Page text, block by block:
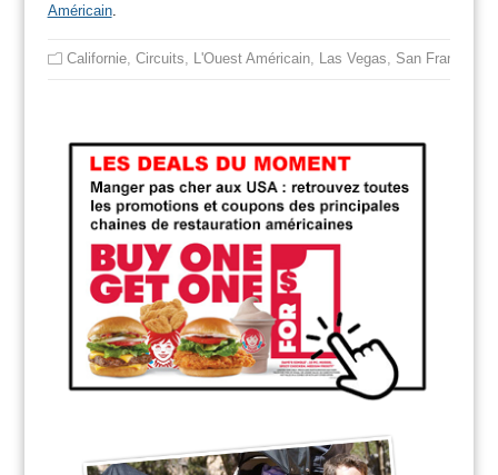
Américain.
Californie, Circuits L'Ouest Américain, Las Vegas San Francisco